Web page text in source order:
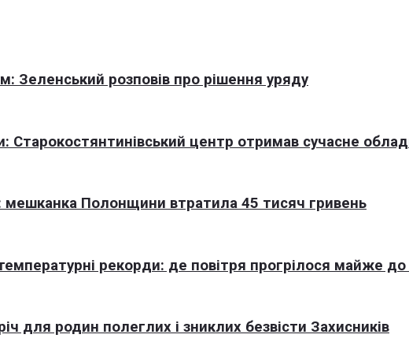
Зеленський розповів про рішення уряду
Старокостянтинівський центр отримав сучасне
мешканка Полонщини втратила 45 тисяч гривень
рекорди: де повітря прогрілося майже до
для родин полеглих і зниклих безвісти Захисників